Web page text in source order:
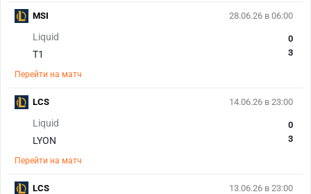
28.06.26 в 06:00
Liquid
T1
0
3
Перейти на матч
MSI
14.06.26 в 23:00
Liquid
LYON
0
3
Перейти на матч
LCS
13.06.26 в 23:00
LCS